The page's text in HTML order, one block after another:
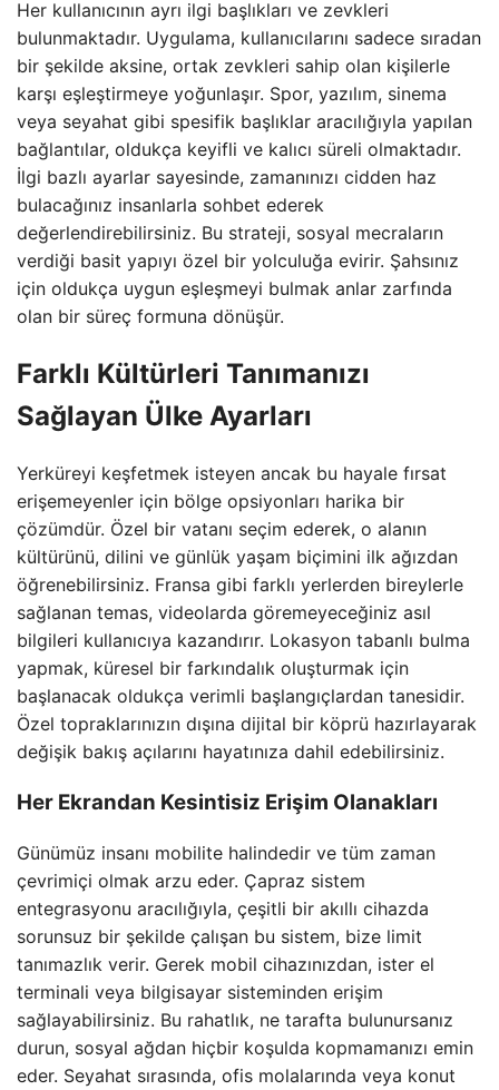
Her kullanıcının ayrı ilgi başlıkları ve zevkleri
bulunmaktadır. Uygulama, kullanıcılarını sadece sıradan
bir şekilde aksine, ortak zevkleri sahip olan kişilerle
karşı eşleştirmeye yoğunlaşır. Spor, yazılım, sinema
veya seyahat gibi spesifik başlıklar aracılığıyla yapılan
bağlantılar, oldukça keyifli ve kalıcı süreli olmaktadır.
İlgi bazlı ayarlar sayesinde, zamanınızı cidden haz
bulacağınız insanlarla sohbet ederek
değerlendirebilirsiniz. Bu strateji, sosyal mecraların
verdiği basit yapıyı özel bir yolculuğa evirir. Şahsınız
için oldukça uygun eşleşmeyi bulmak anlar zarfında
olan bir süreç formuna dönüşür.
Farklı Kültürleri Tanımanızı
Sağlayan Ülke Ayarları
Yerküreyi keşfetmek isteyen ancak bu hayale fırsat
erişemeyenler için bölge opsiyonları harika bir
çözümdür. Özel bir vatanı seçim ederek, o alanın
kültürünü, dilini ve günlük yaşam biçimini ilk ağızdan
öğrenebilirsiniz. Fransa gibi farklı yerlerden bireylerle
sağlanan temas, videolarda göremeyeceğiniz asıl
bilgileri kullanıcıya kazandırır. Lokasyon tabanlı bulma
yapmak, küresel bir farkındalık oluşturmak için
başlanacak oldukça verimli başlangıçlardan tanesidir.
Özel topraklarınızın dışına dijital bir köprü hazırlayarak
değişik bakış açılarını hayatınıza dahil edebilirsiniz.
Her Ekrandan Kesintisiz Erişim Olanakları
Günümüz insanı mobilite halindedir ve tüm zaman
çevrimiçi olmak arzu eder. Çapraz sistem
entegrasyonu aracılığıyla, çeşitli bir akıllı cihazda
sorunsuz bir şekilde çalışan bu sistem, bize limit
tanımazlık verir. Gerek mobil cihazınızdan, ister el
terminali veya bilgisayar sisteminden erişim
sağlayabilirsiniz. Bu rahatlık, ne tarafta bulunursanız
durun, sosyal ağdan hiçbir koşulda kopmamanızı emin
eder. Seyahat sırasında, ofis molalarında veya konut